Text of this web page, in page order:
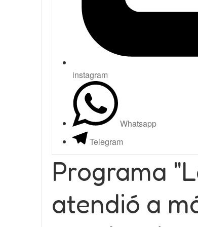
instagram
Whatsapp
Telegram
Programa
atendió a